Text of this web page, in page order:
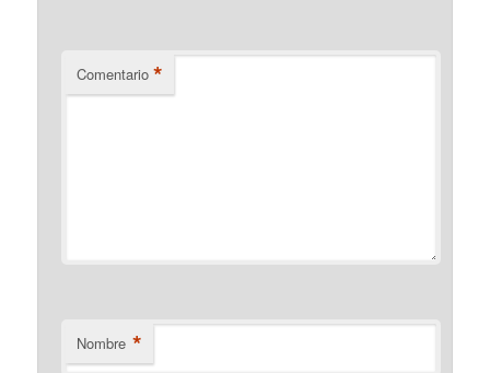
Comentario *
Nombre *